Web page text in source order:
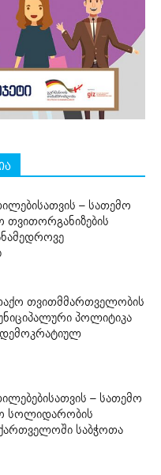
– სათემო
თვითმმართველობის
პოლიტიკა
– სათემო
სოლიდარობის
საბჭოთა